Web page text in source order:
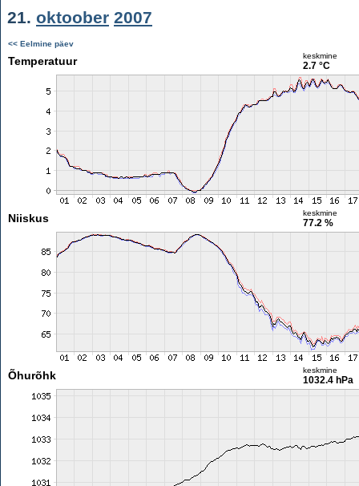
21. oktoober 2007
<< Eelmine päev
Temperatuur keskmine
2.7 °C
Niiskus keskmine
77.2 %
Õhurõhk keskmine
1032.4 hPa